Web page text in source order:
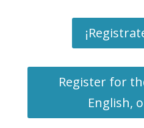
Register for
English,